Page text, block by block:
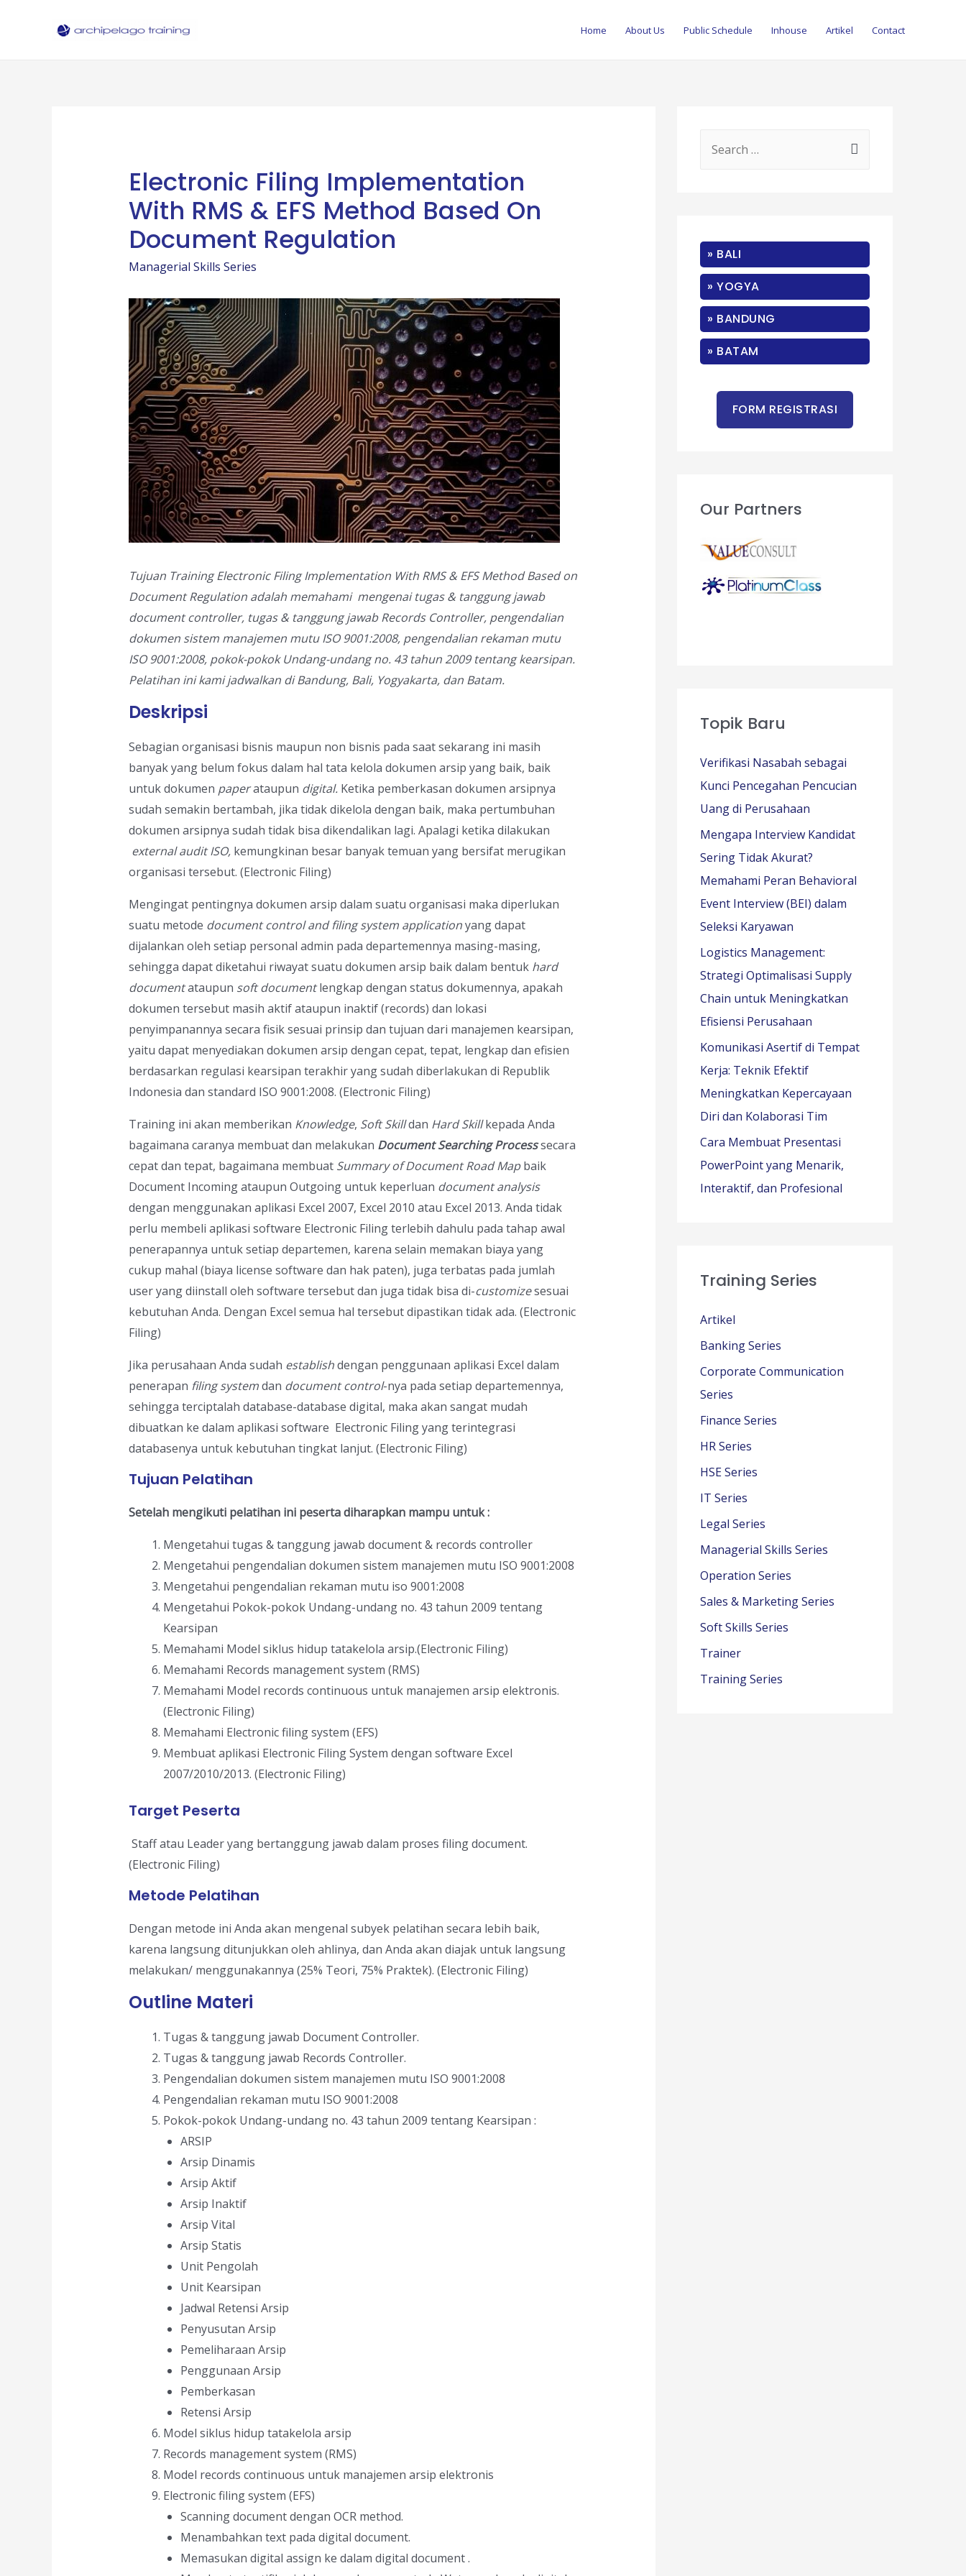
Home About Us Public Schedule Inhouse Artikel Contact
Electronic Filing Implementation
With RMS & EFS Method Based On
Document Regulation
Managerial Skills Series
Tujuan Training Electronic Filing Implementation With RMS & EFS Method Based on
Document Regulation adalah memahami mengenai tugas & tanggung jawab
document controller, tugas & tanggung jawab Records Controller, pengendalian
dokumen sistem manajemen mutu ISO 9001:2008, pengendalian rekaman mutu
ISO 9001:2008, pokok-pokok Undang-undang no. 43 tahun 2009 tentang kearsipan.
Pelatihan ini kami jadwalkan di Bandung, Bali, Yogyakarta, dan Batam.
Deskripsi
Sebagian organisasi bisnis maupun non bisnis pada saat sekarang ini masih
banyak yang belum fokus dalam hal tata kelola dokumen arsip yang baik, baik
untuk dokumen paperataupun digital. Ketika pemberkasan dokumen arsipnya
sudah semakin bertambah, jika tidak dikelola dengan baik, maka pertumbuhan
dokumen arsipnya sudah tidak bisa dikendalikan lagi. Apalagi ketika dilakukan
external audit ISO, kemungkinan besar banyak temuan yang bersifat merugikan
organisasi tersebut. (Electronic Filing)
Mengingat pentingnya dokumen arsip dalam suatu organisasi maka diperlukan
suatu metode document control and filing system applicationyang dapat
dijalankan oleh setiap personal admin pada departemennya masing-masing,
sehingga dapat diketahui riwayat suatu dokumen arsip baik dalam bentuk hard
documentataupun soft documentlengkap dengan status dokumennya, apakah
dokumen tersebut masih aktif ataupun inaktif (records) dan lokasi
penyimpanannya secara fisik sesuai prinsip dan tujuan dari manajemen kearsipan,
yaitu dapat menyediakan dokumen arsip dengan cepat, tepat, lengkap dan efisien
berdasarkan regulasi kearsipan terakhir yang sudah diberlakukan di Republik
Indonesia dan standard ISO 9001:2008. (Electronic Filing)
Training ini akan memberikan Knowledge, Soft Skilldan Hard Skillkepada Anda
bagaimana caranya membuat dan melakukan Document SearchingProcesssecara
cepat dan tepat, bagaimana membuat Summary of Document Road Mapbaik
Document Incoming ataupun Outgoing untuk keperluan document analysis
dengan menggunakan aplikasi Excel 2007, Excel 2010 atau Excel 2013. Anda tidak
perlu membeli aplikasi software Electronic Filing terlebih dahulu pada tahap awal
penerapannya untuk setiap departemen, karena selain memakan biaya yang
cukup mahal (biaya license software dan hak paten), juga terbatas pada jumlah
user yang diinstall oleh software tersebut dan juga tidak bisa di-customizesesuai
kebutuhan Anda. Dengan Excel semua hal tersebut dipastikan tidak ada. (Electronic
Filing)
Jika perusahaan Anda sudah establishdengan penggunaan aplikasi Excel dalam
penerapan filing systemdan document control-nya pada setiap departemennya,
sehingga terciptalah database-database digital, maka akan sangat mudah
dibuatkan ke dalam aplikasi software Electronic Filing yang terintegrasi
databasenya untuk kebutuhan tingkat lanjut. (Electronic Filing)
Tujuan Pelatihan
Setelah mengikuti pelatihan ini peserta diharapkan mampu untuk :
Mengetahui tugas & tanggung jawab document & records controller
Mengetahui pengendalian dokumen sistem manajemen mutu ISO 9001:2008
Mengetahui pengendalian rekaman mutu iso 9001:2008
Mengetahui Pokok-pokok Undang-undang no. 43 tahun 2009 tentang
Kearsipan
Memahami Model siklus hidup tatakelola arsip.(Electronic Filing)
Memahami Records management system (RMS)
Memahami Model records continuous untuk manajemen arsip elektronis.
(Electronic Filing)
Memahami Electronic filing system (EFS)
Membuat aplikasi Electronic Filing System dengan software Excel
2007/2010/2013. (Electronic Filing)
Target Peserta
Staff atau Leader yang bertanggung jawab dalam proses filing document.
(Electronic Filing)
Metode Pelatihan
Dengan metode ini Anda akan mengenal subyek pelatihan secara lebih baik,
karena langsung ditunjukkan oleh ahlinya, dan Anda akan diajak untuk langsung
melakukan/ menggunakannya (25% Teori, 75% Praktek). (Electronic Filing)
Outline Materi
Tugas & tanggung jawab Document Controller.
Tugas & tanggung jawab Records Controller.
Pengendalian dokumen sistem manajemen mutu ISO 9001:2008
Pengendalian rekaman mutu ISO 9001:2008
Pokok-pokok Undang-undang no. 43 tahun 2009 tentang Kearsipan :
ARSIP
Arsip Dinamis
Arsip Aktif
Arsip Inaktif
Arsip Vital
Arsip Statis
Unit Pengolah
Unit Kearsipan
Jadwal Retensi Arsip
Penyusutan Arsip
Pemeliharaan Arsip
Penggunaan Arsip
Pemberkasan
Retensi Arsip
Model siklus hidup tatakelola arsip
Records management system (RMS)
Model records continuous untuk manajemen arsip elektronis
Electronic filing system (EFS)
Scanning document dengan OCR method.
Menambahkan text pada digital document.
Memasukan digital assign ke dalam digital document .
f
o
» BALI
» YOGYA
» BANDUNG
» BATAM
Our Partners
Topik Baru
Verifikasi Nasabah sebagai
Kunci Pencegahan Pencucian
Uang di Perusahaan
Mengapa Interview Kandidat
Sering Tidak Akurat?
Memahami Peran Behavioral
Event Interview (BEI) dalam
Seleksi Karyawan
Logistics Management:
Strategi Optimalisasi Supply
Chain untuk Meningkatkan
Efisiensi Perusahaan
Komunikasi Asertif di Tempat
Kerja: Teknik Efektif
Meningkatkan Kepercayaan
Diri dan Kolaborasi Tim
Cara Membuat Presentasi
PowerPoint yang Menarik,
Interaktif, dan Profesional
Training Series
Artikel
Banking Series
Corporate Communication
Series
Finance Series
HR Series
HSE Series
IT Series
Legal Series
Managerial Skills Series
Operation Series
Sales & Marketing Series
Soft Skills Series
Trainer
Training Series